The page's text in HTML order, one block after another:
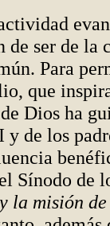
de ser de la
Para
que
Dios ha
de los
Sínodo de
la misión